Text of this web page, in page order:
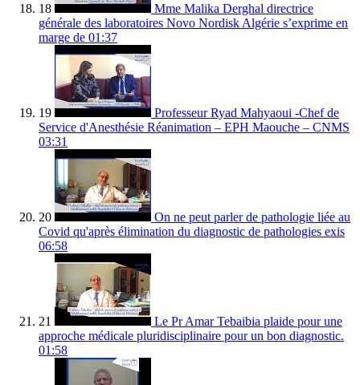
18
Mme Malika Derghal directrice
générale des laboratoires Novo Nordisk Algérie s’exprime en
marge de 01:37
19
Professeur Ryad Mahyaoui -Chef de
Service d'Anesthésie Réanimation – EPH Maouche – CNMS
03:31
20
On ne peut parler de pathologie liée au
Covid qu'après élimination du diagnostic de pathologies exis
06:58
21
Le Pr Amar Tebaibia plaide pour une
approche médicale pluridisciplinaire pour un bon diagnostic.
01:58